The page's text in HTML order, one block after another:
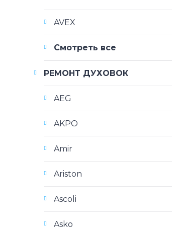
AVEX
Смотреть все
РЕМОНТ ДУХОВОК
AEG
AKPO
Amir
Ariston
Ascoli
Asko